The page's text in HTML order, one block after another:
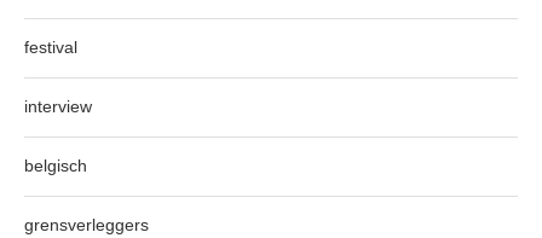
festival
interview
belgisch
grensverleggers